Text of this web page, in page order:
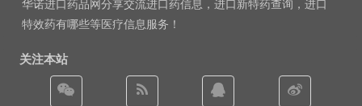
华诺进口药品网分享交流进口药信息，进口新特药查询，进口
特效药有哪些等医疗信息服务！
关注本站